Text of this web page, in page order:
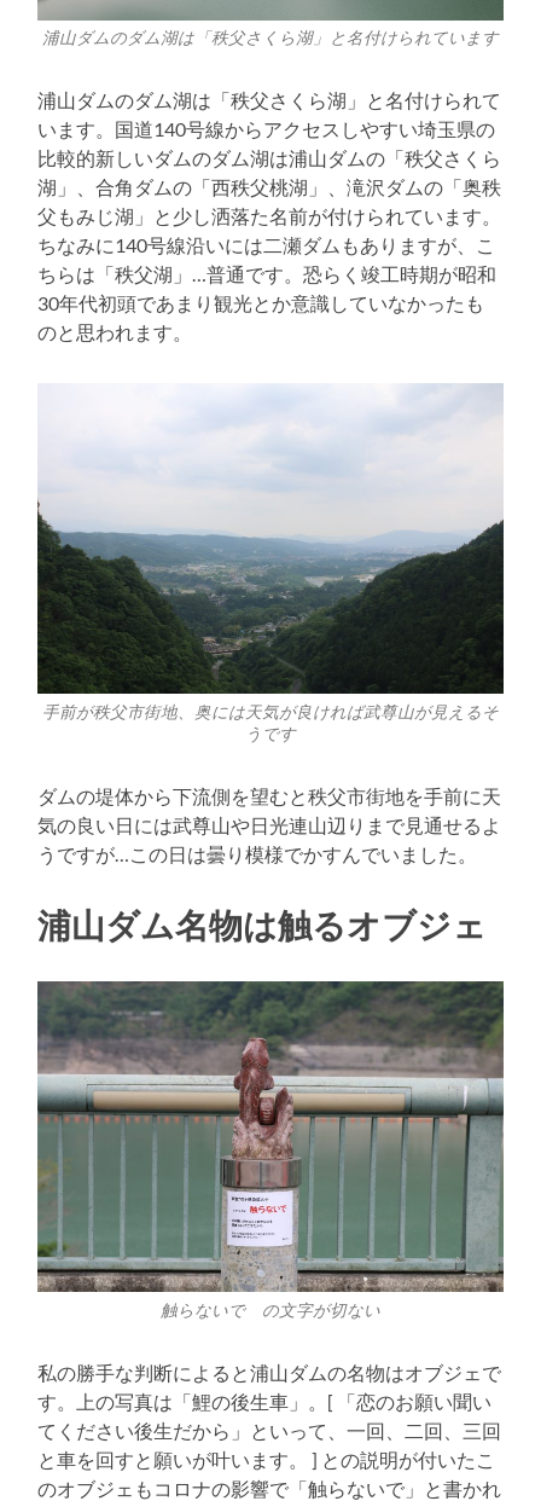
浦山ダムのダム湖は「秩父さくら湖」と名付けられています
浦山ダムのダム湖は「秩父さくら湖」と名付けられて
います。国道140号線からアクセスしやすい埼玉県の
比較的新しいダムのダム湖は浦山ダムの「秩父さくら
湖」、合角ダムの「西秩父桃湖」、滝沢ダムの「奥秩
父もみじ湖」と少し洒落た名前が付けられています。
ちなみに140号線沿いには二瀬ダムもありますが、こ
ちらは「秩父湖」…普通です。恐らく竣工時期が昭和
30年代初頭であまり観光とか意識していなかったも
のと思われます。
手前が秩父市街地、奥には天気が良ければ武尊山が見えるそ
うです
ダムの堤体から下流側を望むと秩父市街地を手前に天
気の良い日には武尊山や日光連山辺りまで見通せるよ
うですが…この日は曇り模様でかすんでいました。
浦山ダム名物は触るオブジェ
触らないで の文字が切ない
私の勝手な判断によると浦山ダムの名物はオブジェで
す。上の写真は「鯉の後生車」。[ 「恋のお願い聞い
てください後生だから」といって、一回、二回、三回
と車を回すと願いが叶います。 ] との説明が付いたこ
のオブジェもコロナの影響で「触らないで」と書かれ